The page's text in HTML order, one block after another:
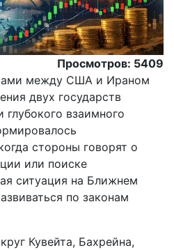
Просмотров: 5409
между США и Ираном
двух государств
взаимного
стороны говорят о
или поиске
ситуация на Ближнем
по законам
Кувейта, Бахрейна,